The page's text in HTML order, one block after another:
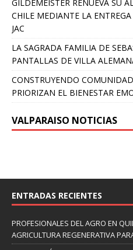
GILDEMEISTER RENUEVA SU
CHILE MEDIANTE LA
JAC
LA SAGRADA FAMILIA DE
PANTALLAS DE VILLA
CONSTRUYENDO
PRIORIZAN EL BIENESTAR
VALPARAISO NOTICIAS
ENTRADAS RECIENTES
PROFESIONALES DEL AGRO EN
AGRICULTURA REGENERATIVA